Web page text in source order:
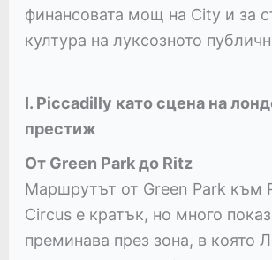
финансовата мощ на City и за
култура на луксозното
I. Piccadilly като сцена на
престиж
От Green Park до Ritz
Маршрутът от Green Park към
Circus е кратък, но много
преминава през зона, в която